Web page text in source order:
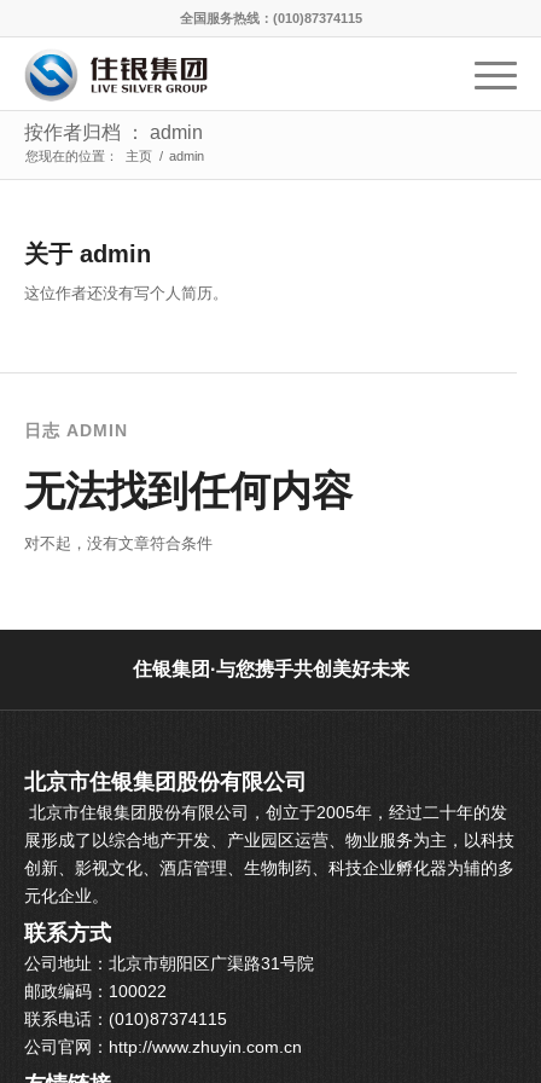
全国服务热线：(010)87374115
按作者归档 ： admin
您现在的位置： 主页 / admin
关于 admin
这位作者还没有写个人简历。
日志 ADMIN
无法找到任何内容
对不起，没有文章符合条件
住银集团·与您携手共创美好未来
北京市住银集团股份有限公司
北京市住银集团股份有限公司，创立于2005年，经过二十年的发
展形成了以综合地产开发、产业园区运营、物业服务为主，以科技
创新、影视文化、酒店管理、生物制药、科技企业孵化器为辅的多
元化企业。
联系方式
公司地址：北京市朝阳区广渠路31号院
邮政编码：100022
联系电话：(010)87374115
公司官网：http://www.zhuyin.com.cn